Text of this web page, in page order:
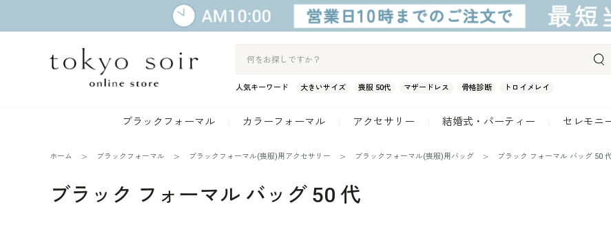
人気キーワード 大きいサイズ 喪服 50代 マザードレス 骨格診断 トロイメレイ
ブラックフォーマル カラーフォーマル アクセサリー 結婚式・パーティー セレモニ
ホーム ブラックフォーマル ブラックフォーマル(喪服)用アクセサリー ブラックフォーマル(喪服)用バッグ ブラック フォーマル バッグ 50
ブラック フォーマル バッグ 50 代